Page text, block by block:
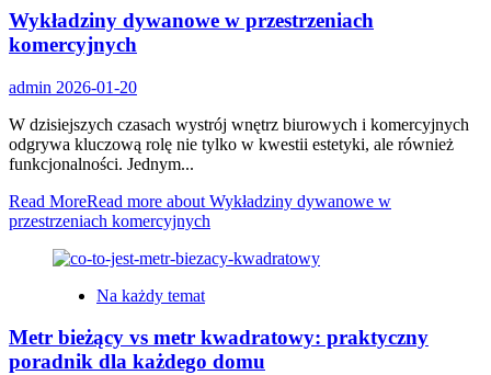
Wykładziny dywanowe w przestrzeniach
komercyjnych
admin 2026-01-20
W dzisiejszych czasach wystrój wnętrz biurowych i komercyjnych
odgrywa kluczową rolę nie tylko w kwestii estetyki, ale również
funkcjonalności. Jednym...
Read MoreRead more about Wykładziny dywanowe w
przestrzeniach komercyjnych
Na każdy temat
Metr bieżący vs metr kwadratowy: praktyczny
poradnik dla każdego domu